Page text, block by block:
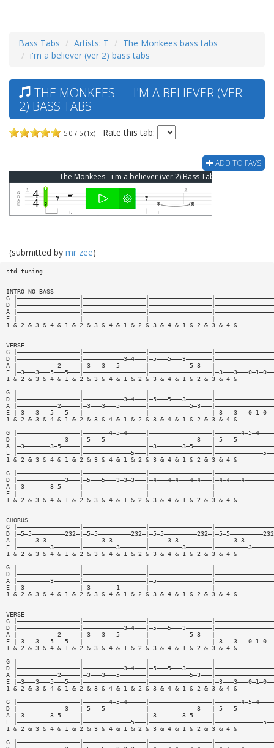
Bass Tabs Artists: T
The Monkees bass tabs
i'm a believer (ver 2) bass tabs
THE MONKEES — I'M A BELIEVER (VER
2) BASS TABS
5.0 / 5 (1x) Rate this tab:
ADD TO FAVS
The Monkees - i'm a believer (ver 2) Bass Tab
(submitted by mr zee)
std tuning
INTRO NO BASS
G
D
A
E
1 & 2 & 3 & 4 & 1 & 2 & 3 & 4 & 1 & 2 & 3 & 4 & 1 & 2 & 3 & 4 &
VERSE
G
D
A
E
1 & 2 & 3 & 4 & 1 & 2 & 3 & 4 & 1 & 2 & 3 & 4 & 1 & 2 & 3 & 4 &
G
D
A
E
1 & 2 & 3 & 4 & 1 & 2 & 3 & 4 & 1 & 2 & 3 & 4 & 1 & 2 & 3 & 4 &
G
D
A
E
1 & 2 & 3 & 4 & 1 & 2 & 3 & 4 & 1 & 2 & 3 & 4 & 1 & 2 & 3 & 4 &
G
D
A
E
1 & 2 & 3 & 4 & 1 & 2 & 3 & 4 & 1 & 2 & 3 & 4 & 1 & 2 & 3 & 4 &
CHORUS
G
D
A
E
1 & 2 & 3 & 4 & 1 & 2 & 3 & 4 & 1 & 2 & 3 & 4 & 1 & 2 & 3 & 4 &
G
D
A
E
1 & 2 & 3 & 4 & 1 & 2 & 3 & 4 & 1 & 2 & 3 & 4 & 1 & 2 & 3 & 4 &
VERSE
G
D
A
E
1 & 2 & 3 & 4 & 1 & 2 & 3 & 4 & 1 & 2 & 3 & 4 & 1 & 2 & 3 & 4 &
G
D
A
E
1 & 2 & 3 & 4 & 1 & 2 & 3 & 4 & 1 & 2 & 3 & 4 & 1 & 2 & 3 & 4 &
G
D
A
E
1 & 2 & 3 & 4 & 1 & 2 & 3 & 4 & 1 & 2 & 3 & 4 & 1 & 2 & 3 & 4 &
G